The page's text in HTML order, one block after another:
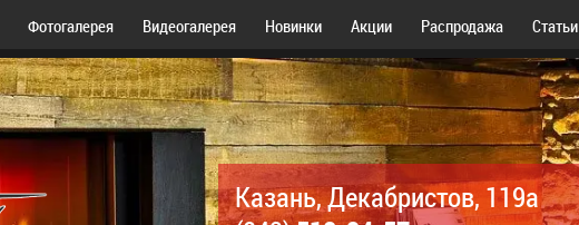
Фотогалерея Видеогалерея Новинки Акции Распродажа Статьи
Казань, Декабристов, 119а